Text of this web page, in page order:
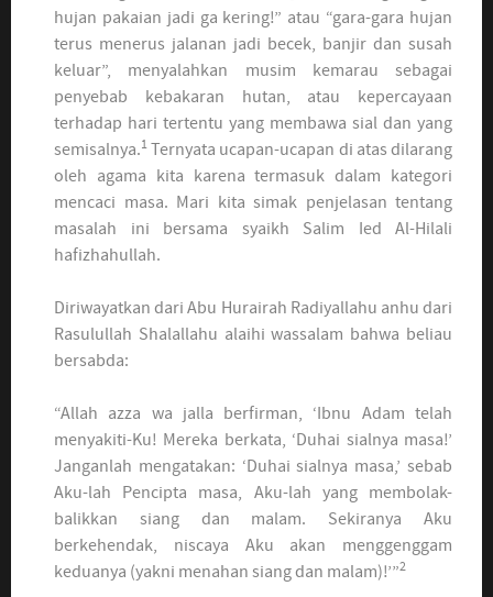
hujan pakaian jadi ga kering!” atau “gara-gara hujan
terus menerus jalanan jadi becek, banjir dan susah
keluar”, menyalahkan musim kemarau sebagai
penyebab kebakaran hutan, atau kepercayaan
terhadap hari tertentu yang membawa sial dan yang
semisalnya.1 Ternyata ucapan-ucapan di atas dilarang
oleh agama kita karena termasuk dalam kategori
mencaci masa. Mari kita simak penjelasan tentang
masalah ini bersama syaikh Salim Ied Al-Hilali
hafizhahullah.
Diriwayatkan dari Abu Hurairah Radiyallahu anhu dari
Rasulullah Shalallahu alaihi wassalam bahwa beliau
bersabda:
“Allah azza wa jalla berfirman, ‘Ibnu Adam telah
menyakiti-Ku! Mereka berkata, ‘Duhai sialnya masa!’
Janganlah mengatakan: ‘Duhai sialnya masa,’ sebab
Aku-lah Pencipta masa, Aku-lah yang membolak-
balikkan siang dan malam. Sekiranya Aku
berkehendak, niscaya Aku akan menggenggam
keduanya (yakni menahan siang dan malam)!’”2